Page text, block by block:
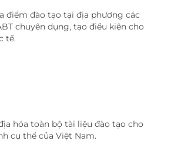
điểm đào tạo tại địa phương các
chuyên dụng, tạo điều kiện cho
tế.
hóa toàn bộ tài liệu đào tạo cho
cụ thể của Việt Nam.